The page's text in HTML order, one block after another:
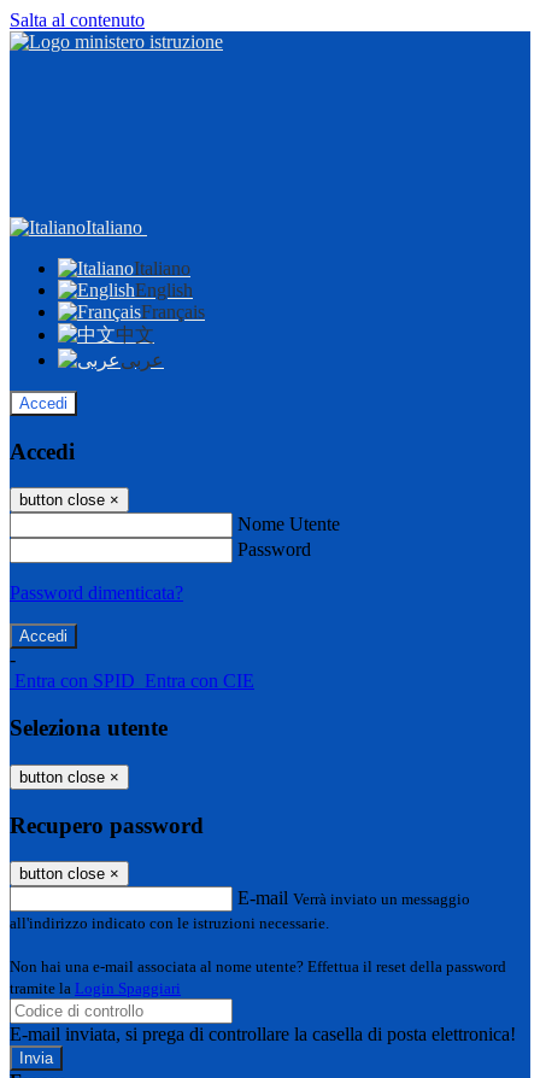
Salta al contenuto
Italiano
Italiano
English
Français
中文
عربى
Accedi
Accedi
button close ×
Nome Utente
Password
Password dimenticata?
-
Entra con SPID Entra con CIE
Seleziona utente
button close ×
Recupero password
button close ×
E-mail Verrà inviato un messaggio
all'indirizzo indicato con le istruzioni necessarie.
Non hai una e-mail associata al nome utente? Effettua il reset della password
tramite la Login Spaggiari
E-mail inviata, si prega di controllare la casella di posta elettronica!